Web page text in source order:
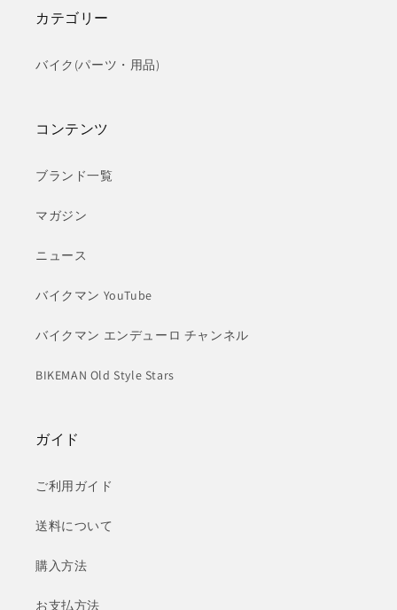
カテゴリー
バイク(パーツ・用品)
コンテンツ
ブランド一覧
マガジン
ニュース
バイクマン YouTube
バイクマン エンデューロ チャンネル
BIKEMAN Old Style Stars
ガイド
ご利用ガイド
送料について
購入方法
お支払方法